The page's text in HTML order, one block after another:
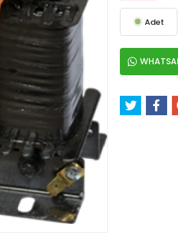
Adet